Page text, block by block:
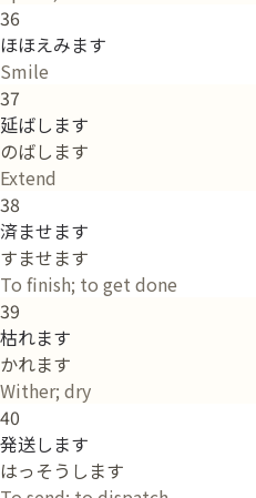
36
ほほえみます
Smile
37
延ばします
のばします
Extend
38
済ませます
すませます
To finish; to get done
39
枯れます
かれます
Wither; dry
40
発送します
はっそうします